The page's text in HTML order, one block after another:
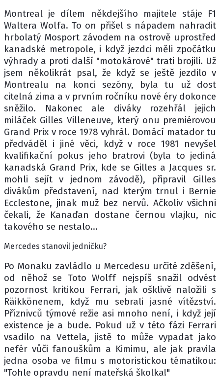
Montreal je dílem někdejšího majitele stáje F1
Waltera Wolfa. To on přišel s nápadem nahradit
hrbolatý Mosport závodem na ostrově uprostřed
kanadské metropole, i když jezdci měli zpočátku
výhrady a proti další "motokárové" trati brojili. Už
jsem několikrát psal, že když se ještě jezdilo v
Montrealu na konci sezóny, byla tu už dost
citelná zima a v prvním ročníku nové éry dokonce
sněžilo. Nakonec ale diváky rozehřál jejich
miláček Gilles Villeneuve, který onu premiérovou
Grand Prix v roce 1978 vyhrál. Domácí matador tu
předváděl i jiné věci, když v roce 1981 nevyšel
kvalifikační pokus jeho bratrovi (byla to jediná
kanadská Grand Prix, kde se Gilles a Jacques sr.
mohli sejít v jednom závodě), připravil Gilles
divákům představení, nad kterým trnul i Bernie
Ecclestone, jinak muž bez nervů. Ačkoliv všichni
čekali, že Kanaďan dostane černou vlajku, nic
takového se nestalo...
Mercedes stanovil jedničku?
Po Monaku zavládlo u Mercedesu určité zděšení,
od něhož se Toto Wolff nejspíš snažil odvést
pozornost kritikou Ferrari, jak ošklivě naložili s
Räikkönenem, když mu sebrali jasné vítězství.
Příznivců týmové režie asi mnoho není, i když její
existence je a bude. Pokud už v této fázi Ferrari
vsadilo na Vettela, jistě to může vypadat jako
nefér vůči fanouškům a Kimimu, ale jak pravila
jedna osoba ve filmu s motoristickou tématikou:
"Tohle opravdu není mateřská školka!"